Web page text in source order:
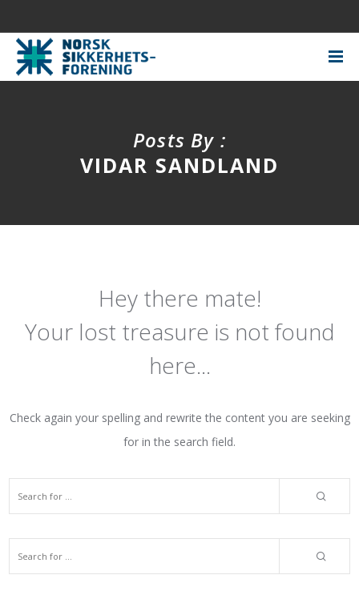
Posts By :
VIDAR SANDLAND
Hey there mate!
Your lost treasure is not found
here...
Check again your spelling and rewrite the content you are seeking
for in the search field.